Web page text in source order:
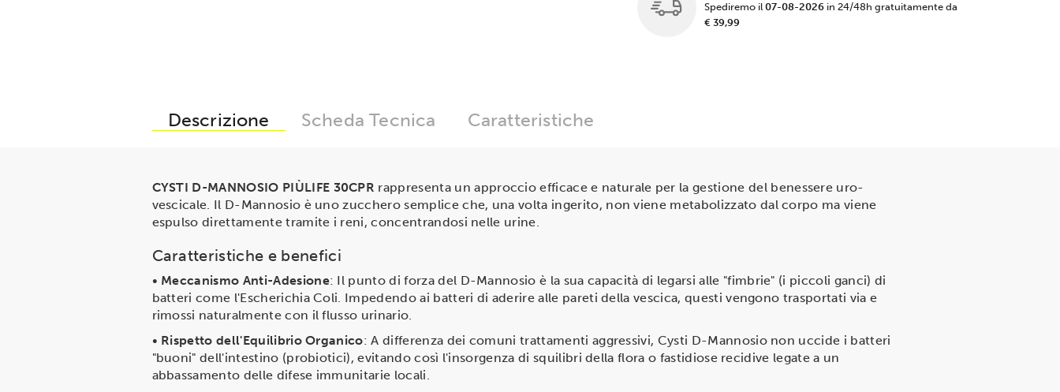
Spediremo il 07-08-2026in 24/48h gratuitamente da
€ 39,99
Descrizione Scheda Tecnica Caratteristiche
CYSTI D-MANNOSIO PIÙLIFE 30CPR rappresenta un approccio efficace e naturale per la gestione del benessere uro-
vescicale. Il D-Mannosio è uno zucchero semplice che, una volta ingerito, non viene metabolizzato dal corpo ma viene
espulso direttamente tramite i reni, concentrandosi nelle urine.
Caratteristiche e benefici
• Meccanismo Anti-Adesione: Il punto di forza del D-Mannosio è la sua capacità di legarsi alle "fimbrie" (i piccoli ganci) di
batteri come l'Escherichia Coli. Impedendo ai batteri di aderire alle pareti della vescica, questi vengono trasportati via e
rimossi naturalmente con il flusso urinario.
• Rispetto dell'Equilibrio Organico: A differenza dei comuni trattamenti aggressivi, Cysti D-Mannosio non uccide i batteri
"buoni" dell'intestino (probiotici), evitando così l'insorgenza di squilibri della flora o fastidiose recidive legate a un
abbassamento delle difese immunitarie locali.